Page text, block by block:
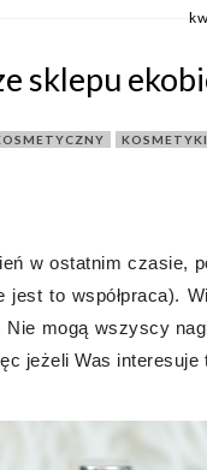
sklepu
w ostatnim czasie,
jest to współpraca).
mogą wszyscy
jeżeli Was